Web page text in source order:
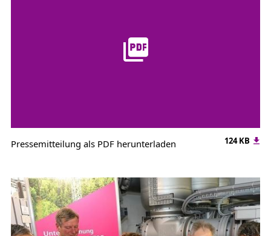
124 KB
Pressemitteilung als PDF herunterladen